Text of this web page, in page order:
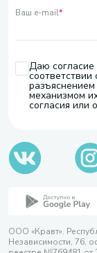
Ваш e-mail*
Даю согласие
соответствии
механизмом
согласия или
ООО «Кравт».
Независимости, 76,